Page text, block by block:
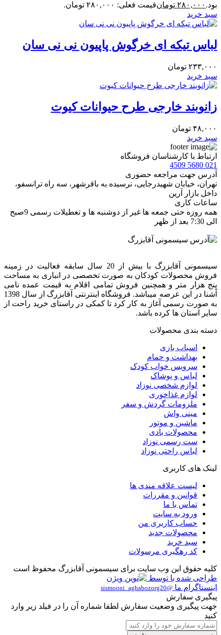
بود. ۲۸۰,۰۰۰ تومانقیمت فعلی: ۲۸۰,۰۰۰ تومان.
سبد خرید
لباس تیکه ای خرگوش پاپیون نی نی سان
۲۳۳,۰۰۰ تومان
سبد خرید
زانوبند خارجی طرح حیوانات کیوت
۴۸,۰۰۰ تومان
سبد خرید
ارتباط با کارشناسان فروشگاه
021 5680 4509
آدرس جهت مراجعه حضوری
تهران، خيابان شهيدرجايى، نرسیده به باقرشهر، سه راه ترانسفو،
داخل بازار آرین
ساعات کاری
همه روزه حتی جمعه ها غیر از دوشنبه ها و تعطیلات رسمی 9صبح
الی 7:30 بعد از ظهر
سیسمونی آقابزرگ با بیش از 20 سال سابقه فعالیت در زمینه
فروش محصولات کودکان به صورت تخصصی در انباری به مساحت
پنج هزار متر و همچنین فروش تمامی اقلام به قیمت عمده نامی
آشنا در این عرصه میباشد. فروشگاه اینترنتی آقابزرگ از سال 1398
به صورت رسمی آغاز به کار کرد تا کمکی در راستای خرید راحت از
سایر استان ها کرده باشد.
دسته بندی محصولات
اسباب بازی
بهداشت و حمام
سرویس خواب کودک
لباس و پوشاک
لوازم شخصی نوزاد
لوازم غذاخوری
ملزومات گردش و سفر
مینی واش
ماشین و موتور
محصولات بادی
ست رسمی نوزاد
لباس راحتی نوزاد
لینک های کاربری
لیست علاقه مندی ها
قوانین و مقررات
تماس با ما
ورود به سایت
حساب کاربری من
محصولات جدید
سبد خرید
کد رهگیری مرسولات
کلیه حقوق این وب سایت برای سیسمونی آقابزرگ محفوظ است
طراحی شده با توسط
اینستاگرام ما @sismooni_aghabozorg20
پیگیری سفارش
جهت پیگیری وضعیت سفارش لطفا شماره آن را در فیلد زیر وارد
کنید